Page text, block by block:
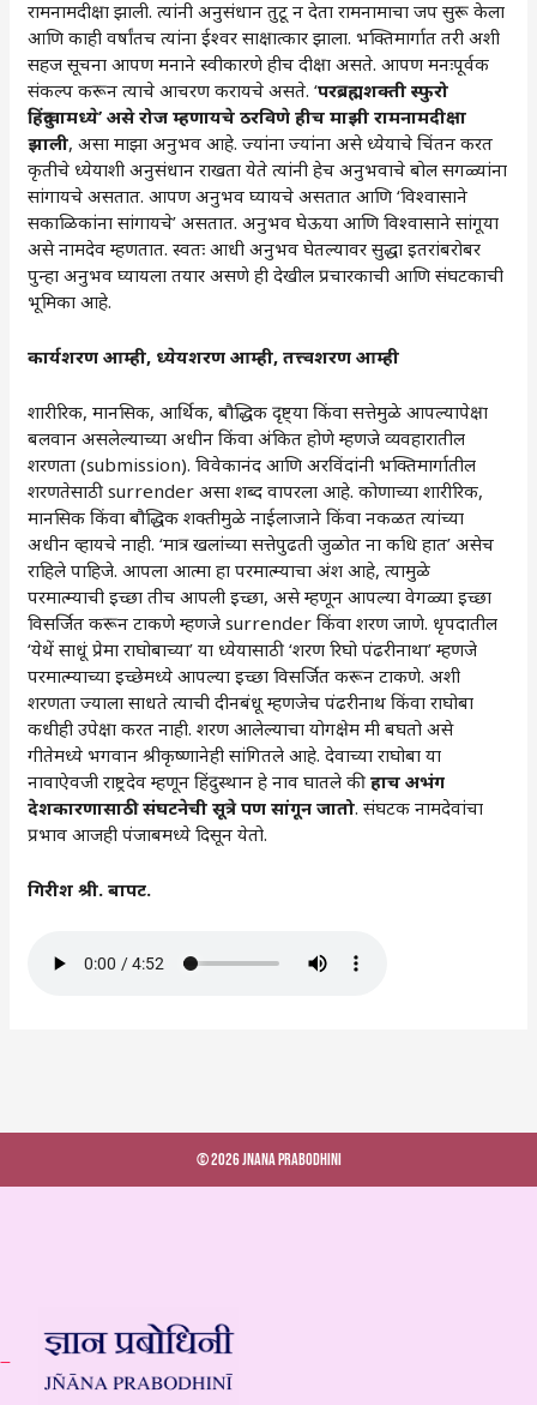
रामनामदीक्षा झाली. त्यांनी अनुसंधान तुटू न देता रामनामाचा जप सुरू केला
आणि काही वर्षांतच त्यांना ईश्वर साक्षात्कार झाला. भक्तिमार्गात तरी अशी
सहज सूचना आपण मनाने स्वीकारणे हीच दीक्षा असते. आपण मनःपूर्वक
संकल्प करून त्याचे आचरण करायचे असते. ‘परब्रह्मशक्ती स्फुरो
हिंदुत्वामध्ये’ असे रोज म्हणायचे ठरविणे हीच माझी रामनामदीक्षा
झाली, असा माझा अनुभव आहे. ज्यांना ज्यांना असे ध्येयाचे चिंतन करत
कृतीचे ध्येयाशी अनुसंधान राखता येते त्यांनी हेच अनुभवाचे बोल सगळ्यांना
सांगायचे असतात. आपण अनुभव घ्यायचे असतात आणि ‘विश्वासाने
सकाळिकांना सांगायचे’ असतात. अनुभव घेऊया आणि विश्वासाने सांगूया
असे नामदेव म्हणतात. स्वतः आधी अनुभव घेतल्यावर सुद्धा इतरांबरोबर
पुन्हा अनुभव घ्यायला तयार असणे ही देखील प्रचारकाची आणि संघटकाची
भूमिका आहे.
कार्यशरण आम्ही, ध्येयशरण आम्ही,तत्त्वशरण आम्ही
शारीरिक, मानसिक, आर्थिक, बौद्धिक दृष्ट्या किंवा सत्तेमुळे आपल्यापेक्षा
बलवान असलेल्याच्या अधीन किंवा अंकित होणे म्हणजे व्यवहारातील
शरणता (submission). विवेकानंद आणि अरविंदांनी भक्तिमार्गातील
शरणतेसाठी surrender असा शब्द वापरला आहे. कोणाच्या शारीरिक,
मानसिक किंवा बौद्धिक शक्तीमुळे नाईलाजाने किंवा नकळत त्यांच्या
अधीन व्हायचे नाही. ‘मात्र खलांच्या सत्तेपुढती जुळोत ना कधि हात’ असेच
राहिले पाहिजे. आपला आत्मा हा परमात्म्याचा अंश आहे, त्यामुळे
परमात्म्याची इच्छा तीच आपली इच्छा, असे म्हणून आपल्या वेगळ्या इच्छा
विसर्जित करून टाकणे म्हणजे surrender किंवा शरण जाणे. धृपदातील
‘येथें साधूं प्रेमा राघोबाच्या’ या ध्येयासाठी ‘शरण रिघो पंढरीनाथा’ म्हणजे
परमात्म्याच्या इच्छेमध्ये आपल्या इच्छा विसर्जित करून टाकणे. अशी
शरणता ज्याला साधते त्याची दीनबंधू म्हणजेच पंढरीनाथ किंवा राघोबा
कधीही उपेक्षा करत नाही. शरण आलेल्याचा योगक्षेम मी बघतो असे
गीतेमध्ये भगवान श्रीकृष्णानेही सांगितले आहे. देवाच्या राघोबा या
नावाऐवजी राष्ट्रदेव म्हणून हिंदुस्थान हे नाव घातले कीहाच अभंग
देशकारणासाठी संघटनेची सूत्रे पण सांगून जातो. संघटक नामदेवांचा
प्रभाव आजही पंजाबमध्ये दिसून येतो.
गिरीश श्री. बापट.
© 2026 Jnana Prabodhini